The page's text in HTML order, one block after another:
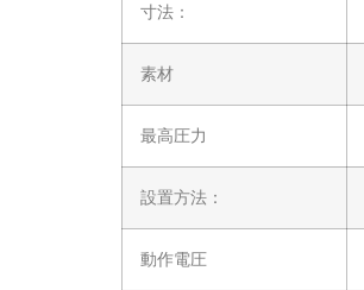
寸法：
素材
最高圧力
設置方法：
動作電圧